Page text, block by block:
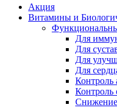
Акция
Витамины и
Для
Для
Для
Для
Контроль
Контроль
Снижение